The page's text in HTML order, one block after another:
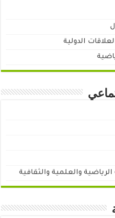
الدولية
والعلمية والثقافية